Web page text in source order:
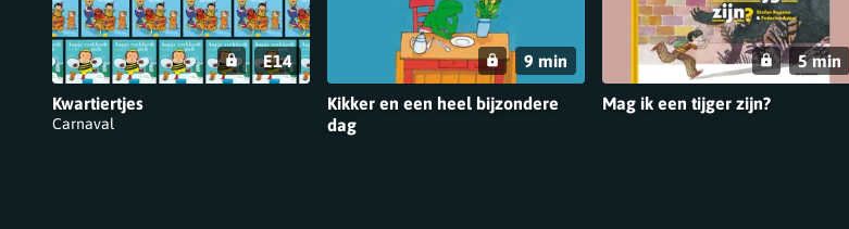
Kwartiertjes
Carnaval
E14
Kikker en een heel bijzondere
dag
9 min
Mag ik een tijger zijn?
5 min